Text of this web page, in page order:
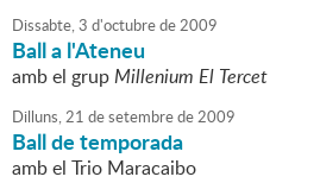
Dissabte,3 d'octubrede2009
Ball a l'Ateneu
amb el grupMillenium El Tercet
Dilluns,21 desetembrede2009
Ball de temporada
amb el Trio Maracaibo